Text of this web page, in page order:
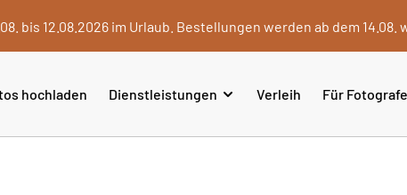
bis 12.08.2026 im Urlaub. Bestellungen werden ab dem 14.08.
hochladen Dienstleistungen Verleih Für